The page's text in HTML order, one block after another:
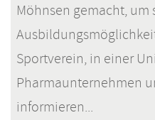
Möhnsen gemacht, um
Sportverein, in einer
Pharmaunternehmen
informieren...